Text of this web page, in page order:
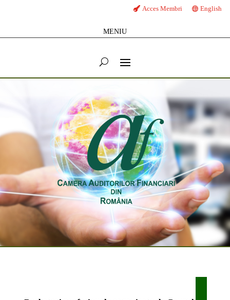
Acces Membri English
MENIU